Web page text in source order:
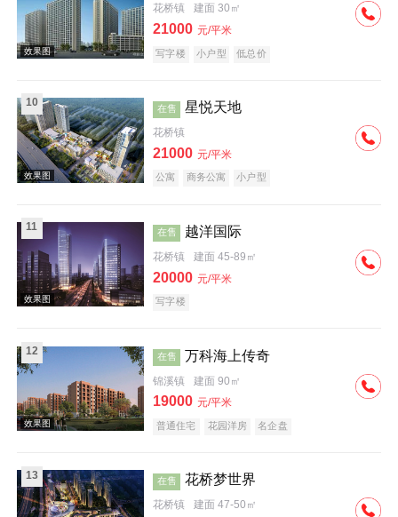
效果图
效果图
花桥镇 建面 30㎡
21000 元/平米
写字楼 小户型 低总价
10 在售 星悦天地
花桥镇
21000 元/平米
公寓 商务公寓 小户型
11 在售 越洋国际
花桥镇 建面 45-89㎡
20000 元/平米
写字楼
12 在售 万科海上传奇
锦溪镇 建面 90㎡
19000 元/平米
普通住宅 花园洋房 名企盘
13 在售 花桥梦世界
花桥镇 建面 47-50㎡